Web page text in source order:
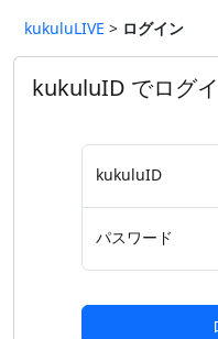
kukuluLIVE > ログイン
kukuluID でログ
kukuluID
パスワード